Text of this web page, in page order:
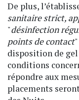
De plus,
sanitaire strict,
"désinfection
points de contact
disposition de
conditions
répondre aux
placements